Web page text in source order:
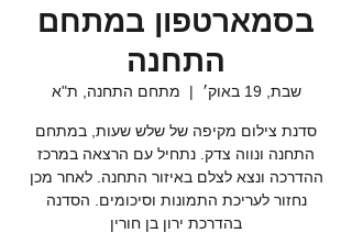
בסמארטפון במתחם
התחנה
שבת, 19 באוק׳
  |
מתחם התחנה, ת"א
סדנת צילום מקיפה של שלש שעות, במתחם
התחנה ונווה צדק. נתחיל עם הרצאה במרכז
ההדרכה ונצא לצלם באיזור התחנה. לאחר מכן
נחזור לעריכת התמונות וסיכומים. הסדנה
בהדרכת ירון בן חורין